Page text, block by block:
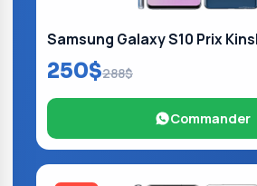
Samsung Galaxy S10 Prix
250$288$
Commander